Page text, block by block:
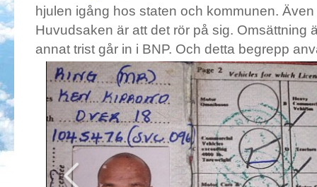
hjulen igång hos staten och kommunen.
Huvudsaken är att det rör på sig. Omsättning
annat trist går in i BNP. Och detta begrepp